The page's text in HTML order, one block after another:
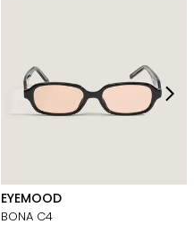
EYEMOOD
BONA C4